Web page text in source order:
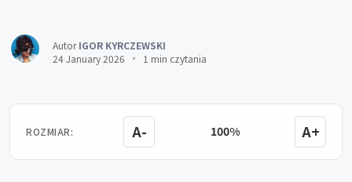
AutorIGOR KYRCZEWSKI
24 January 2026
1 min czytania
ROZMIAR: A- 100% A+